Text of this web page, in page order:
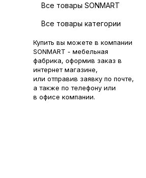
Все товары SONMART
Все товары категории
Купить вы можете в компании
SONMART - мебельная
фабрика, оформив заказ в
интернет магазине,
или отправив заявку по почте,
а также по телефону или
в офисе компании.